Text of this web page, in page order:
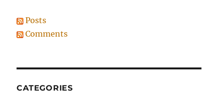
Posts
Comments
CATEGORIES